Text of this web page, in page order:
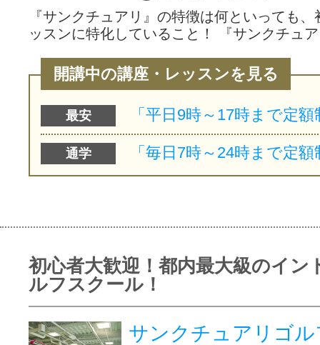
『サンクチュアリ』の特徴は何といっても
ッスンに特化していること！ 『サンクチュ
開講中の講座・レッスンを見る
最安
通学
初心者大歓迎！都内最大級のイン
ルフスクール！
サンクチュアリゴル